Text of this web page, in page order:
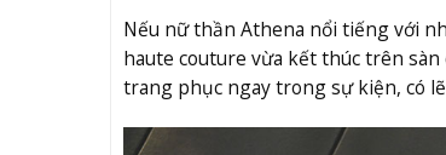
Nếu nữ thần Athena nổi tiếng với
haute couture vừa kết thúc trên
trang phục ngay trong sự kiện, có